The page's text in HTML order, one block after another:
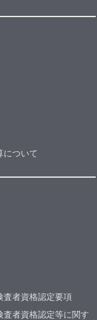
について
査者資格認定要項
者資格認定等に関す